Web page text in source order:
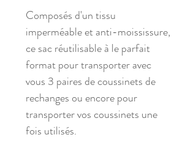
Composés d'un tissu
imperméable et anti-moississure,
ce sac réutilisable à le parfait
format pour transporter avec
vous 3 paires de coussinets de
rechanges ou encore pour
transporter vos coussinets une
fois utilisés.